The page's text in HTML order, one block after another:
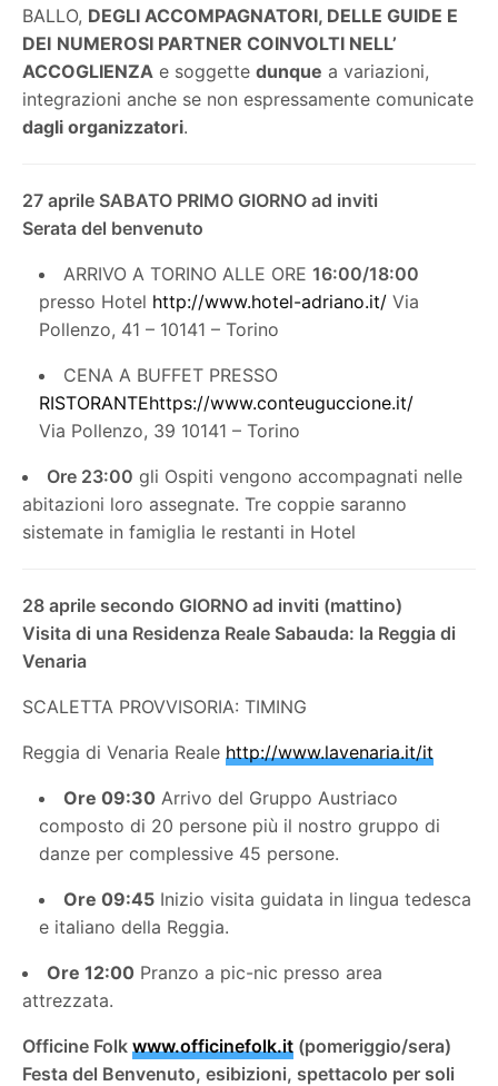
BALLO, DEGLI ACCOMPAGNATORI, DELLE GUIDE E
DEI NUMEROSI PARTNER COINVOLTI NELL’
ACCOGLIENZA e soggettedunque a variazioni,
integrazioni anche se non espressamente comunicate
dagli organizzatori.
27 aprile SABATO PRIMO GIORNO ad inviti
Serata del benvenuto
ARRIVO A TORINO ALLE ORE 16:00/18:00
presso Hotel http://www.hotel-adriano.it/ Via
Pollenzo, 41 – 10141 – Torino
CENA A BUFFET PRESSO
RISTORANTEhttps://www.conteuguccione.it/
Via Pollenzo, 39 10141 – Torino
Ore 23:00 gli Ospiti vengono accompagnati nelle
abitazioni loro assegnate. Tre coppie saranno
sistemate in famiglia le restanti in Hotel
28 aprile secondo GIORNO ad inviti (mattino)
Visita di una Residenza Reale Sabauda: la Reggia di
Venaria
SCALETTA PROVVISORIA: TIMING
Reggia di Venaria Reale http://www.lavenaria.it/it
Ore 09:30 Arrivo del Gruppo Austriaco
composto di 20 persone più il nostro gruppo di
danze per complessive 45 persone.
Ore 09:45 Inizio visita guidata in lingua tedesca
e italiano della Reggia.
Ore 12:00 Pranzo a pic-nic presso area
attrezzata.
Officine Folkwww.officinefolk.it (pomeriggio/sera)
Festa del Benvenuto, esibizioni, spettacolo per soli